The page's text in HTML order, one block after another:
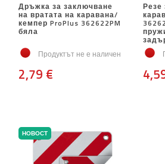
Дръжка за заключване
на вратата на каравана/
кемпер ProPlus 362622PM
бяла
Продуктът не е наличен
2,79 €
Резе
НОВОСТ